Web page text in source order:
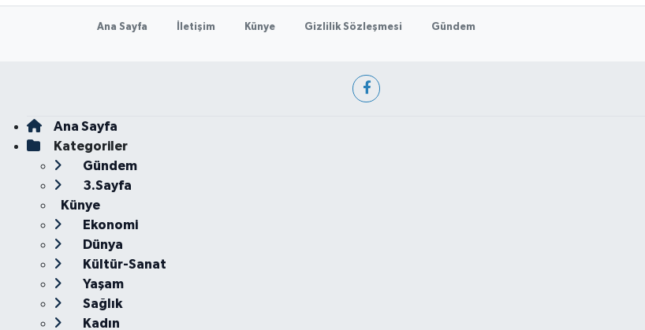
Ana Sayfa İletişim Künye Gizlilik Sözleşmesi Gündem
Ana Sayfa
Kategoriler
Gündem
3.Sayfa
Künye
Ekonomi
Dünya
Kültür-Sanat
Yaşam
Sağlık
Kadın